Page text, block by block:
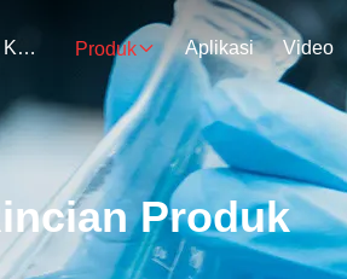
Tentang Kami Produk Aplikasi Video
Produk